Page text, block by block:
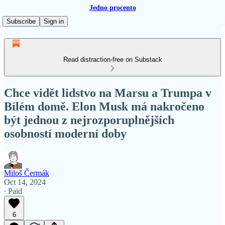
Jedno procento
Subscribe
Sign in
Read distraction-free on Substack
Chce vidět lidstvo na Marsu a Trumpa v
Bílém domě. Elon Musk má nakročeno
být jednou z nejrozporuplnějších
osobností moderní doby
Miloš Čermák
Oct 14, 2024
∙ Paid
6